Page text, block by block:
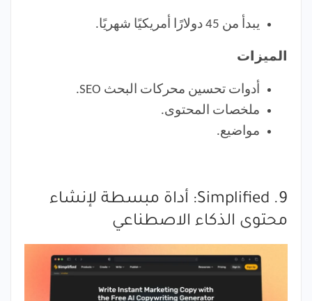
يبدأ من 45 دولارًا أمريكيًا شهريًا.
الميزات
أدوات تحسين محركات البحث SEO.
ملخصات المحتوى.
مواضيع.
9. Simplified: أداة مبسطة لإنشاء
محتوى الذكاء الاصطناعي